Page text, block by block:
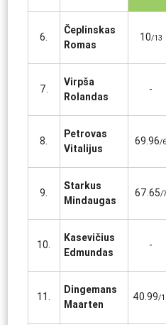
6.
Čeplinskas
Romas
10/13
7.
Virpša
Rolandas
-
8.
Petrovas
Vitalijus
69.96/6
9.
Starkus
Mindaugas
67.65/7
10.
Kasevičius
Edmundas
-
11.
Dingemans
Maarten
40.99/